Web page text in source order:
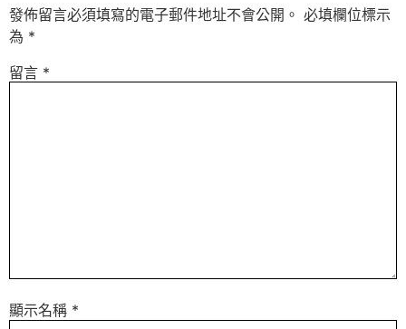
發佈留言必須填寫的電子郵件地址不會公開。 必填欄位標示
為 *
留言 *
顯示名稱 *